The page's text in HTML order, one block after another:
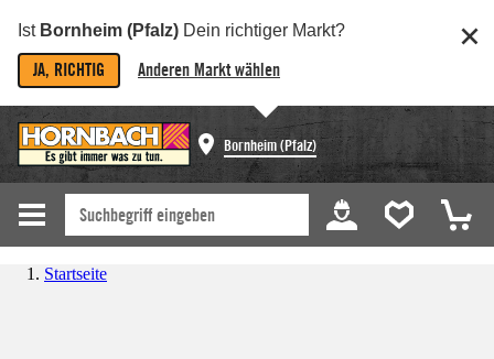
Ist Bornheim (Pfalz) Dein richtiger Markt?
JA, RICHTIG Anderen Markt wählen
Bornheim (Pfalz)
Startseite